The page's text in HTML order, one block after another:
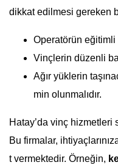
dikkat edilmesi gereken
Operatörün eğitimli
Vinçlerin düzenli
Ağır yüklerin
min olunmalıdır.
Hatay’da vinç hizmetleri
Bu firmalar,
t vermektedir. Örneğin,